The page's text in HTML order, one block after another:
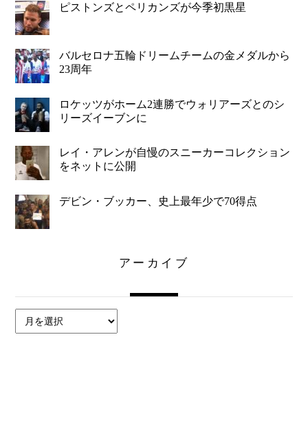
ピストンズとペリカンズが今季初黒星
バルセロナ五輪ドリームチームの金メダルから
23周年
ロケッツがホーム2連勝でウォリアーズとのシ
リーズイーブンに
レイ・アレンが自慢のスニーカーコレクション
をネットに公開
デビン・ブッカー、史上最年少で70得点
アーカイブ
ー